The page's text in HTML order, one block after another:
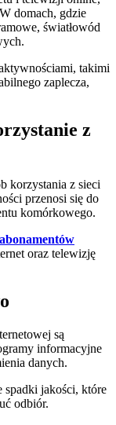
domach, gdzie
światłowód
takimi
zaplecza,
z
korzystania z sieci
przenosi się do
komórkowego.
oraz telewizję
są
informacyjne
danych.
spadki jakości, które
odbiór.